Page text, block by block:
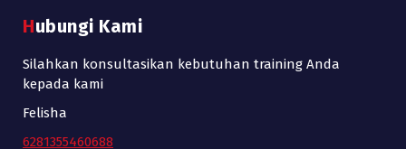
Hubungi Kami
Silahkan konsultasikan kebutuhan training Anda
kepada kami
Felisha
6281355460688